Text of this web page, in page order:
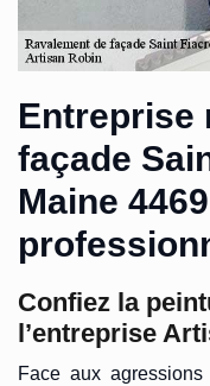
Entreprise
façade
Maine
Confiez la
l’entreprise
Face aux